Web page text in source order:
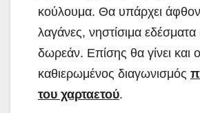
κούλουμα. Θα υπάρχει
λαγάνες, νηστίσιμα εδέσματα
δωρεάν. Επίσης θα γίνει και ο
καθιερωμένος διαγωνισμός
του χαρταετού.